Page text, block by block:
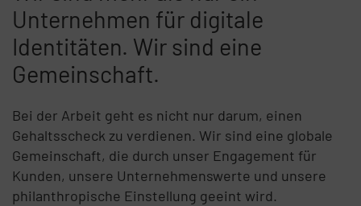
Unternehmen für digitale
Identitäten. Wir sind eine
Gemeinschaft.
Bei der Arbeit geht es nicht nur darum, einen
Gehaltsscheck zu verdienen. Wir sind eine globale
Gemeinschaft, die durch unser Engagement für
Kunden, unsere Unternehmenswerte und unsere
philanthropische Einstellung geeint wird.